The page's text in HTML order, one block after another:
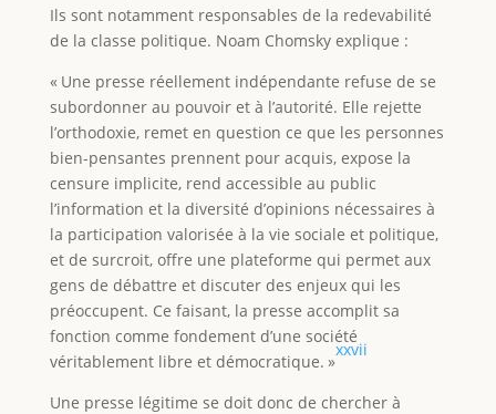
Ils sont notamment responsables de la redevabilité
de la classe politique. Noam Chomsky explique :
« Une presse réellement indépendante refuse de se
subordonner au pouvoir et à l’autorité. Elle rejette
l’orthodoxie, remet en question ce que les personnes
bien-pensantes prennent pour acquis, expose la
censure implicite, rend accessible au public
l’information et la diversité d’opinions nécessaires à
la participation valorisée à la vie sociale et politique,
et de surcroit, offre une plateforme qui permet aux
gens de débattre et discuter des enjeux qui les
préoccupent. Ce faisant, la presse accomplit sa
fonction comme fondement d’une société
véritablement libre et démocratique. »
xxvii
Une presse légitime se doit donc de chercher à